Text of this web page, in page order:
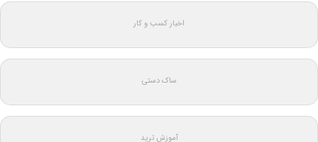
اخبار کسب و کار
ساک دستی
آموزش ترید